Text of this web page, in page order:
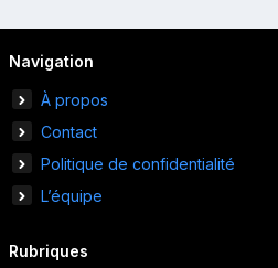
Navigation
À propos
Contact
Politique de confidentialité
L’équipe
Rubriques